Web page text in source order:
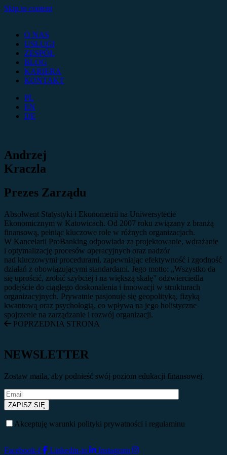
Skip to content
O NAS
USŁUGI
ZESPÓŁ
BLOG
KARIERA
KONTAKT
PL
EN
DE
Andrzej
Kraczla
Prezes Zarządu
Absolwent Statystyki i Ekonometrii na Uniwersytecie
Ekonomicznym w Katowicach. Od 2007 roku związany z branżą
finansową, pełniąc kluczowe role w różnych organizacjach.
W Kancelarii ProBanking odpowiada za projektowanie, wdrażanie
i optymalizację procesów operacyjnych oraz nadzór
nad kluczowymi procedurami, zapewniając efektywność i zgodność
działań z obowiązującymi standardami. Jego motto: „Wszystko da
się uprościć, zrobić szybciej i na większą skalę” odzwierciedla
podejście do ciągłego doskonalenia i innowacji w strukturach
organizacyjnych. Prywatnie pasjonuje się geopolityką, fizyką
kwantową oraz psychologią, co wpływa na jego holistyczne
spojrzenie na zarządzanie i rozwój organizacji.
POPRZEDNIA STRONA
NEWSLETTER
Zostaw maila, aby podnieść swój poziom edukacji finansowej.
Akceptuję warunki polityki prywatności i regulaminu
Facebook-f Linkedin-in
Instagram